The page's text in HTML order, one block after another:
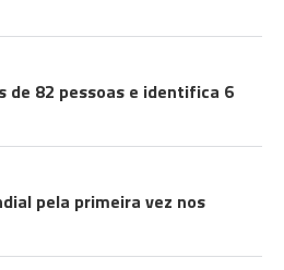
de 82 pessoas e identifica 6
pela primeira vez nos